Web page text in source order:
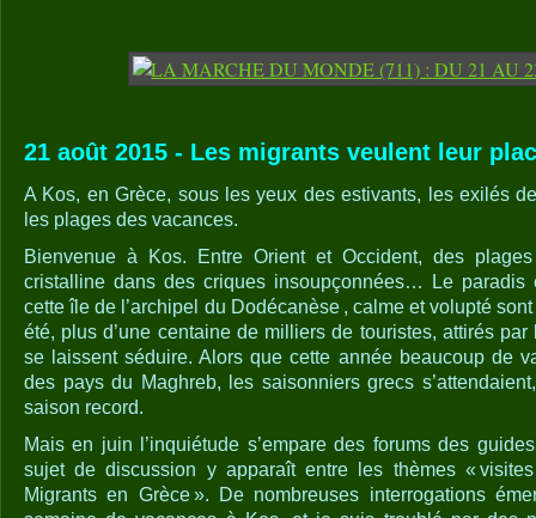
21 août 2015 - Les migrants veulent leur
A Kos, en Grèce, sous les yeux des estivants, les exilés
les plages des vacances.
Bienvenue à Kos. Entre Orient et Occident, des
cristalline dans des criques insoupçonnées… Le paradis
cette île de l’archipel du Dodécanèse , calme et volupté
été, plus d’une centaine de milliers de touristes, attirés
se laissent séduire. Alors que cette année beaucoup de
des pays du Maghreb, les saisonniers grecs
saison record.
Mais en juin l’inquiétude s’empare des forums des
sujet de discussion y apparaît entre les thèmes «
Migrants en Grèce ». De nombreuses interrogations